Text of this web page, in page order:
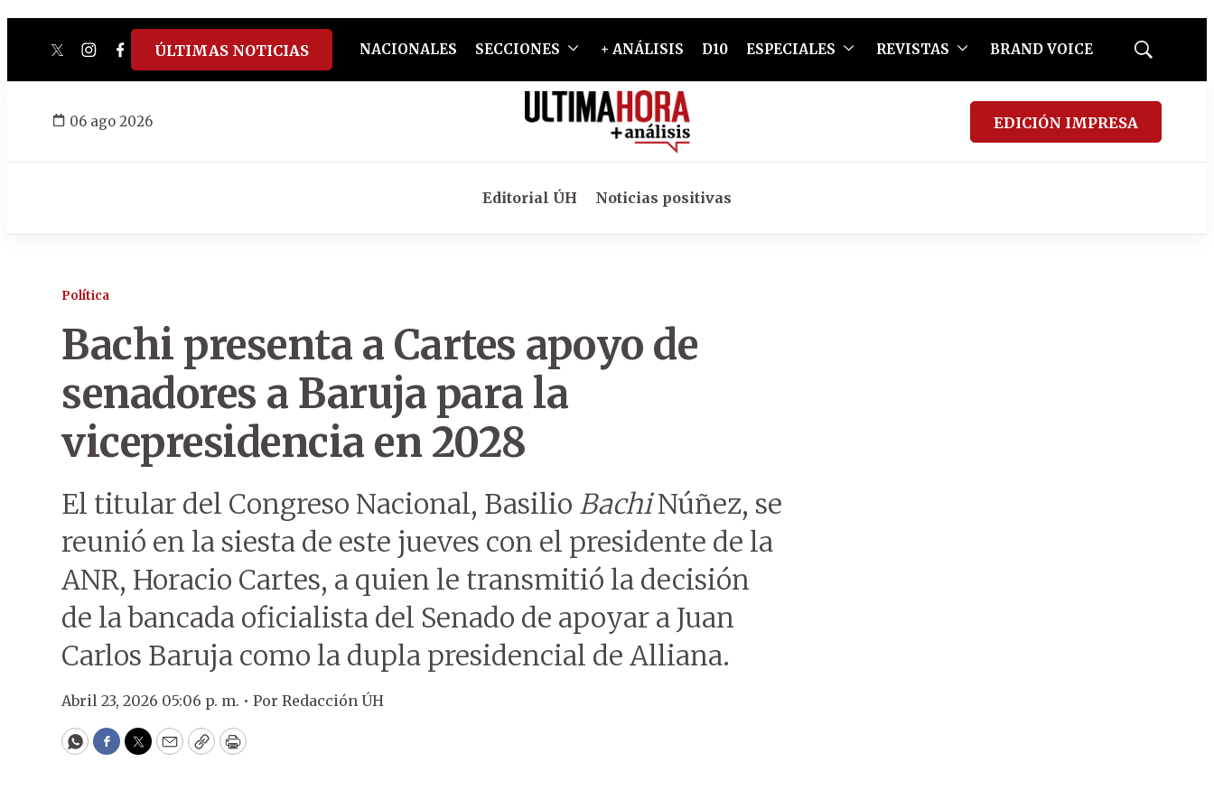
twitterinstagram
facebook
tiktokyoutube
spotify
ÚLTIMAS NOTICIAS NACIONALES SECCIONES + ANÁLISIS D10 ESPECIALES REVISTAS BRAND VOICE
Mostrar
06 ago 2026 EDICIÓN IMPRESA
Editorial ÚH Noticias positivas
Política
Bachi presenta a Cartes apoyo de
senadores a Baruja para la
vicepresidencia en 2028
El titular del Congreso Nacional, Basilio BachiNúñez, se
reunió en la siesta de este jueves con el presidente de la
ANR, Horacio Cartes, a quien le transmitió la decisión
de la bancada oficialista del Senado de apoyar a Juan
Carlos Baruja como la dupla presidencial de Alliana.
Abril 23, 2026 05:06 p. m. • Por Redacción ÚH
WhatsApp
Facebook
Twitter
EmailCopyPrint